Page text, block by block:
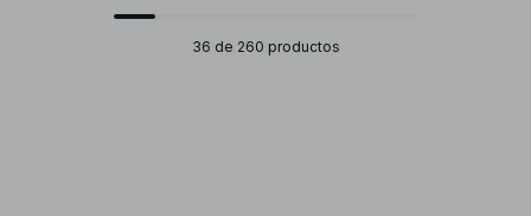
36 de 260 productos